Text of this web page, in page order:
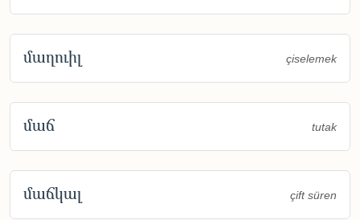
մաղուիլ çiselemek
մաճ tutak
մաճկալ çift süren